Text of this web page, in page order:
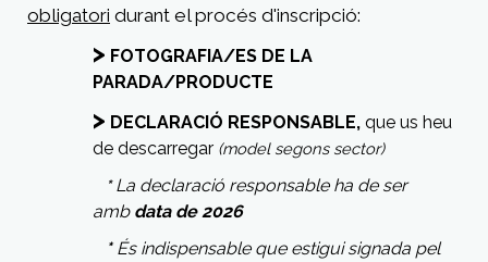
obligatori durant el procés d'inscripció:
> FOTOGRAFIA/ES DE LA
PARADA/PRODUCTE
> DECLARACIÓ RESPONSABLE, que us heu
de descarregar (model segons sector)
* La declaració responsable ha de ser
amb data de 2026
* És indispensable que estigui signada pel